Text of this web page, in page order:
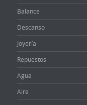
Balance
Descanso
Joyería
Repuestos
Agua
Aire